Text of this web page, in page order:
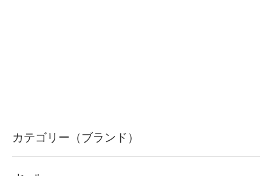
カテゴリー（ブランド）